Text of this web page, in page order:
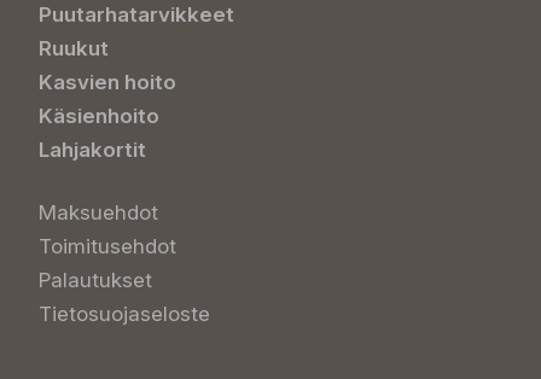
Puutarhatarvikkeet
Ruukut
Kasvien hoito
Käsienhoito
Lahjakortit
Maksuehdot
Toimitusehdot
Palautukset
Tietosuojaseloste